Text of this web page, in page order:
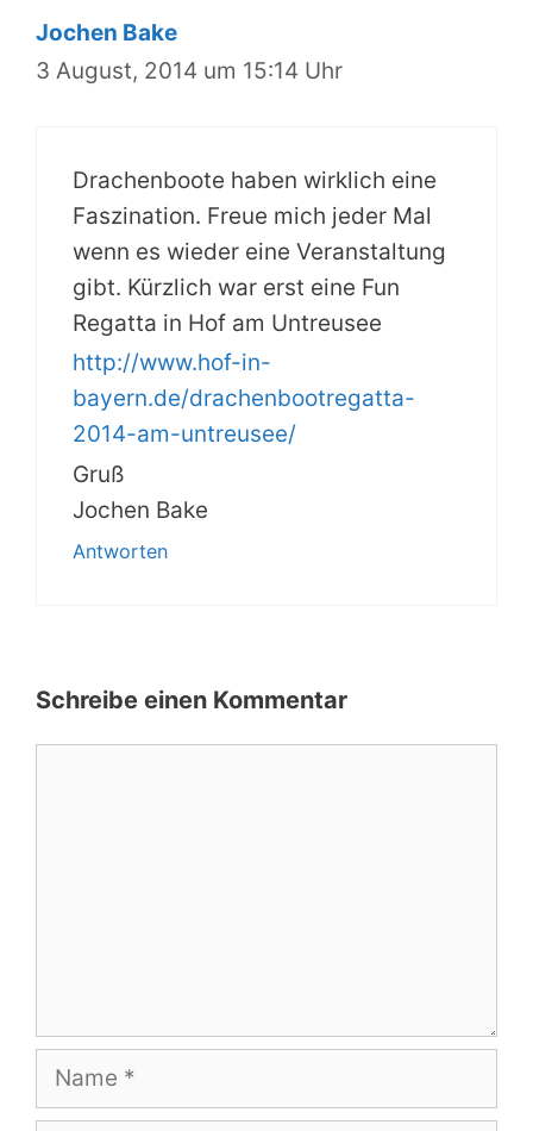
Jochen Bake
3 August, 2014 um 15:14 Uhr
Drachenboote haben wirklich eine
Faszination. Freue mich jeder Mal
wenn es wieder eine Veranstaltung
gibt. Kürzlich war erst eine Fun
Regatta in Hof am Untreusee
http://www.hof-in-
bayern.de/drachenbootregatta-
2014-am-untreusee/
Gruß
Jochen Bake
Antworten
Schreibe einen Kommentar
Name